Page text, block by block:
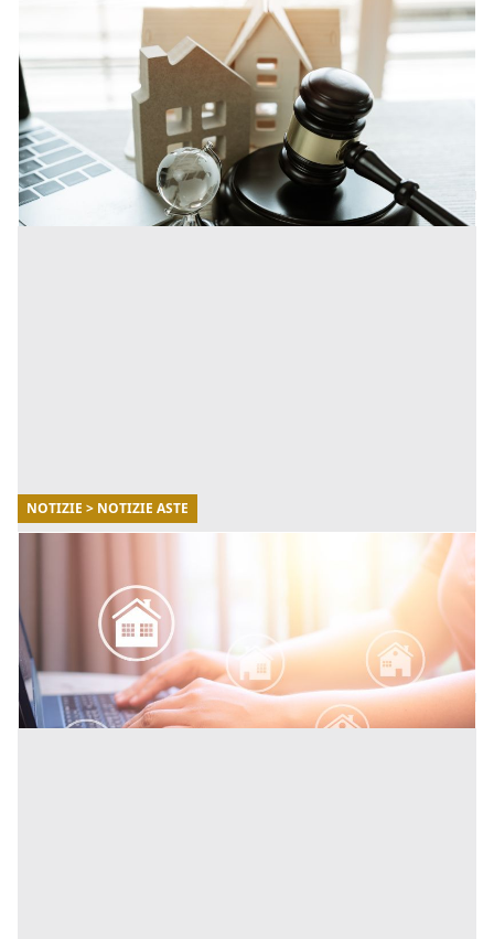
Asta senza incanto o con incanto: differenze,
vantaggi e come partecipare
Le aste giudiziarie rappresentano uno dei principali
strumenti utilizzati per la vendita di immobili e altri
beni provenienti da procedure esecutive e concorsuali.
[...]
NOTIZIE > NOTIZIE ASTE
5 consigli per prepararti all’acquisto in asta
Ecco 5 consigli essenziali per prepararti al meglio
all’acquisto in asta. [...]